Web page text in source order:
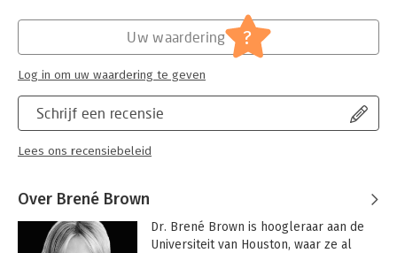
Schrijf een recensie
Lees ons recensiebeleid
Uw waardering ?
Log in om uw waardering te geven
Over Brené Brown
Dr. Brené Brown is hoogleraar aan de
Universiteit van Houston, waar ze al